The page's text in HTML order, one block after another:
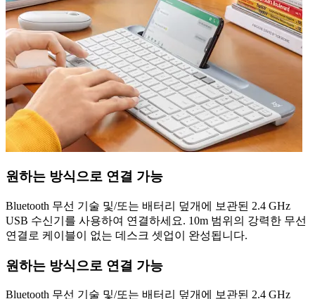
원하는 방식으로 연결 가능
Bluetooth 무선 기술 및/또는 배터리 덮개에 보관된 2.4 GHz
USB 수신기를 사용하여 연결하세요. 10m 범위의 강력한 무선
연결로 케이블이 없는 데스크 셋업이 완성됩니다.
원하는 방식으로 연결 가능
Bluetooth 무선 기술 및/또는 배터리 덮개에 보관된 2.4 GHz